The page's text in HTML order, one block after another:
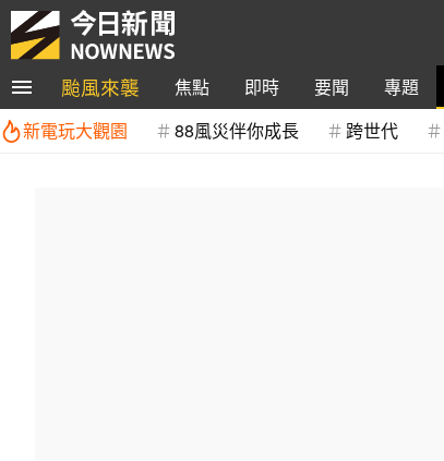
颱風來襲 焦點 即時 要聞 專題
新電玩大觀園
88風災伴你成長 跨世代